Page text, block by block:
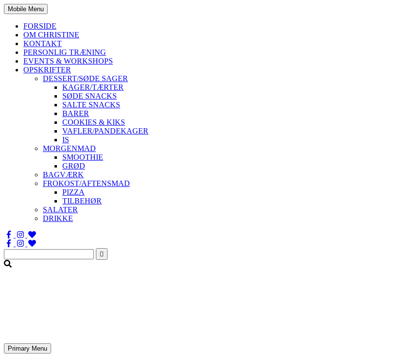
Mobile Menu
FORSIDE
OM CHRISTINE
KONTAKT
PERSONLIG TRÆNING
EVENTS & WORKSHOPS
OPSKRIFTER
DESSERT/SØDE SAGER
KAGER/TÆRTER
SØDE SNACKS
SALTE SNACKS
BARER
COOKIES & KIKS
VAFLER/PANDEKAGER
IS
MORGENMAD
SMOOTHIE
GRØD
BAGVÆRK
FROKOST/AFTENSMAD
PIZZA
TILBEHØR
SALATER
DRIKKE
Søg
efter:
Primary Menu